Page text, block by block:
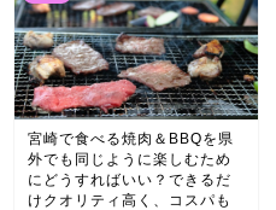
宮崎で食べる焼肉＆BBQを県
外でも同じように楽しむため
にどうすればいい？できるだ
けクオリティ高く、コスパも